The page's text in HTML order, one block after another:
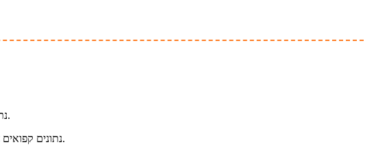
נתונים קפואים יומיים: רישום הזרימה המצטברת של היום הקודם וניתן לקרוא את הנתונים של 24 החודשים האחרונים לאחר כיול הזמן.
נתונים קפואים חודשיים: רישום הזרימה המצטברת של היום האחרון של כל חודש וניתן לקרוא את הנתונים של 20 השנים האחרונות לאחר כיול הזמן.